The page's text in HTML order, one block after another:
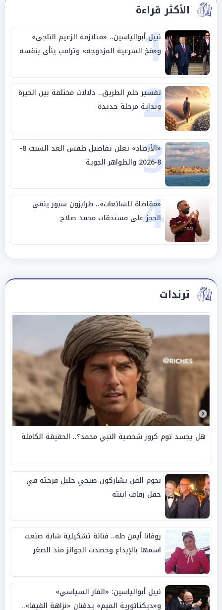
الأكثر قراءة
1
نبيل أبوالياسين.. «متلازمة الزعيم الناجي»
و«فخ الشرعية المزدوجة» وترامب ينأى بنفسه
وحليفه في «ميتم استراتيجي»
2
تفسير حلم الطريق.. دلالات مختلفة بين الحيرة
وبداية مرحلة جديدة
3
«الأرصاد» تعلن تفاصيل طقس الغد السبت 8-
8-2026 والظواهر الجوية
4
«مقاضاة للشائعات».. طرابزون سبور ينفي
الحجز على مستحقات محمد صلاح
ترندات
هل يجسد توم كروز شخصية النبي محمد؟.. الحقيقة الكاملة
نجوم الفن يشاركون صبحي خليل فرحته في
حفل زفاف ابنته
روفانا أيمن طه.. فنانة تشكيلية شابة صنعت
اسمها بالإبداع وحصدت الجوائز منذ الصغر
نبيل أبوالياسين: «الفار السياسي»
و«ديكتاتورية الميم» يدفنان «نزاهة الفيفا»..